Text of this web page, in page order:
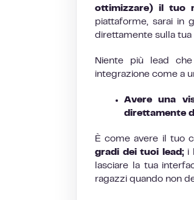
ottimizzare) il tuo
piattaforme, sarai in
direttamente sulla
Niente più lead
integrazione come a
Avere una
direttamente
È come avere il tuo
gradi dei tuoi lead;i
lasciare la tua
ragazzi quando non